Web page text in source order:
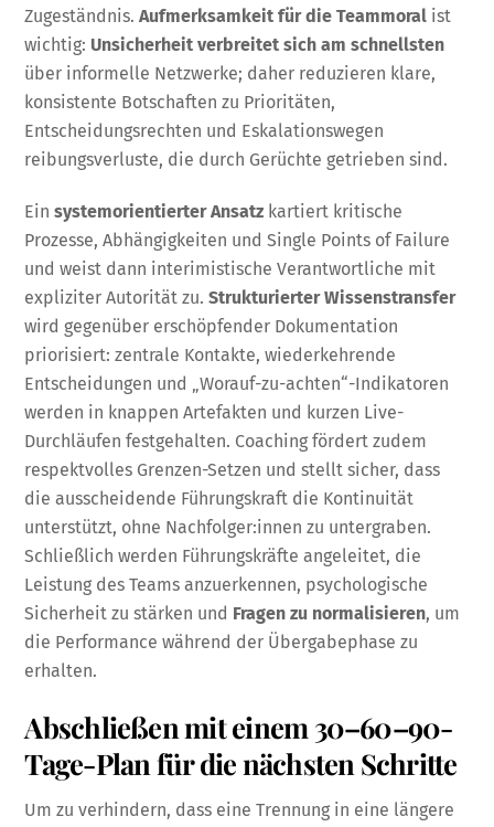
Zugeständnis.Aufmerksamkeit für die Teammoral ist
wichtig: Unsicherheit verbreitet sich am schnellsten
über informelle Netzwerke; daher reduzieren klare,
konsistente Botschaften zu Prioritäten,
Entscheidungsrechten und Eskalationswegen
reibungsverluste, die durch Gerüchte getrieben sind.
Einsystemorientierter Ansatz kartiert kritische
Prozesse, Abhängigkeiten und Single Points of Failure
und weist dann interimistische Verantwortliche mit
expliziter Autorität zu.Strukturierter Wissenstransfer
wird gegenüber erschöpfender Dokumentation
priorisiert: zentrale Kontakte, wiederkehrende
Entscheidungen und „Worauf-zu-achten“-Indikatoren
werden in knappen Artefakten und kurzen Live-
Durchläufen festgehalten. Coaching fördert zudem
respektvolles Grenzen-Setzen und stellt sicher, dass
die ausscheidende Führungskraft die Kontinuität
unterstützt, ohne Nachfolger:innen zu untergraben.
Schließlich werden Führungskräfte angeleitet, die
Leistung des Teams anzuerkennen, psychologische
Sicherheit zu stärken und Fragen zu normalisieren, um
die Performance während der Übergabephase zu
erhalten.
Abschließen mit einem 30–60–90-
Tage-Plan für die nächsten Schritte
Um zu verhindern, dass eine Trennung in eine längere